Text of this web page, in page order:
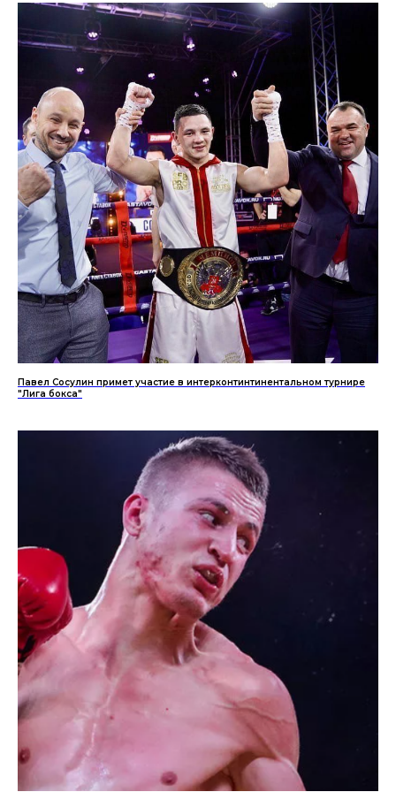
Павел Сосулин примет участие в интерконтинтинентальном турнире
"Лига бокса"